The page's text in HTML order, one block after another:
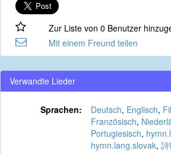
Zur Liste von 0 Benutzer
Mit einem Freund teilen
Verwandte Lieder
Sprachen: Deutsch, Englisch,
Französisch,
Portugiesisch,
hymn.lang.slovak,